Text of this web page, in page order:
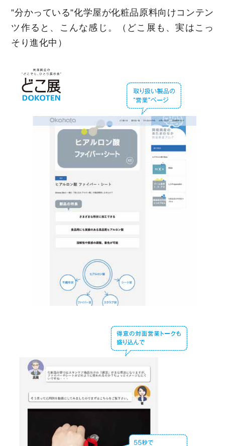
”分かっている”化学屋が化粧品原料向けコンテン
ツ作ると、こんな感じ。（どこ展も、実はこっ
そり進化中）